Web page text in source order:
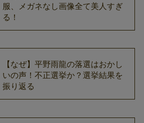
服、メガネなし画像全て美人すぎ
る！
【なぜ】平野雨龍の落選はおかし
いの声！不正選挙か？選挙結果を
振り返る